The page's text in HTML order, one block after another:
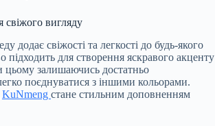
свіжого вигляду
додає свіжості та легкості до будь-якого
підходить для створення яскравого акценту
цьому залишаючись достатньо
поєднуватися з іншими кольорами.
KuNmeng стане стильним доповненням